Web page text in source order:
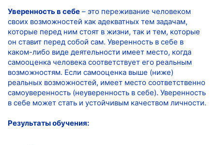
Уверенность в себе – это переживание человеком
своих возможностей как адекватных тем задачам,
которые перед ним стоят в жизни, так и тем, которые
он ставит перед собой сам. Уверенность в себе в
каком-либо виде деятельности имеет место, когда
самооценка человека соответствует его реальным
возможностям. Если самооценка выше (ниже)
реальных возможностей, имеет место соответственно
самоуверенность (неуверенность в себе). Уверенность
в себе может стать и устойчивым качеством личности.
Результаты обучения: